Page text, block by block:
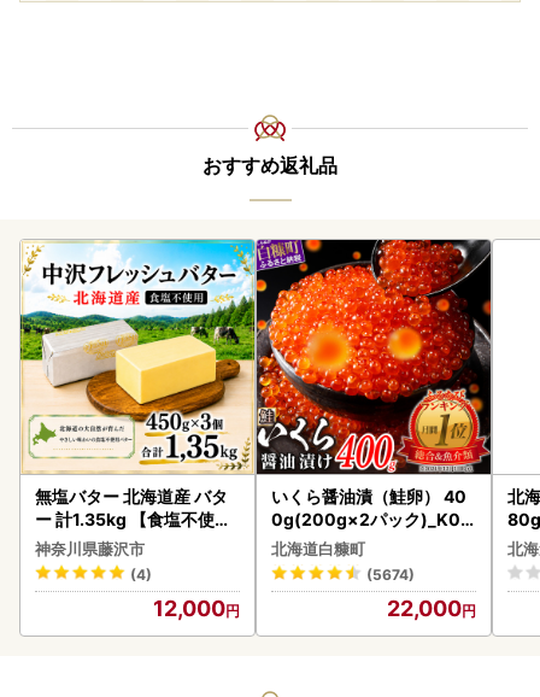
おすすめ返礼品
無塩バター 北海道産 バタ
ー 計1.35kg 【食塩不使用
】
神奈川県藤沢市
(4)
12,000
いくら醤油漬（鮭卵） 40
0g(200g×2パック)_K02
2-1676
北海道白糠町
(5674)
22,000
北
ク
く
道
北